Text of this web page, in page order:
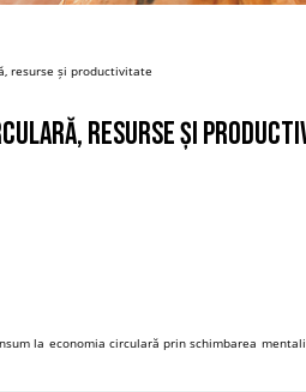
resurse și productivitate
resurse și
la economia circulară prin schimbarea